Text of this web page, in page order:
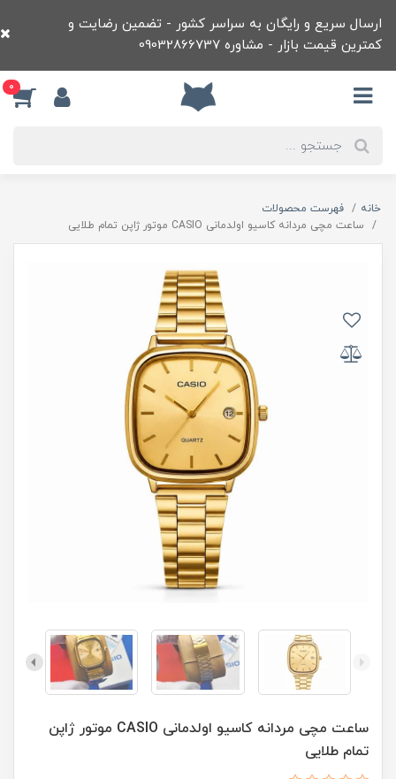
ارسال سریع و رایگان به سراسر کشور - تضمین رضایت و
کمترین قیمت بازار - مشاوره 09032866737
0
خانه
فهرست محصولات
ساعت مچی مردانه کاسيو اولدمانی CASIO موتور ژاپن تمام طلايی
ساعت مچی مردانه کاسيو اولدمانی CASIO موتور ژاپن
تمام طلايی